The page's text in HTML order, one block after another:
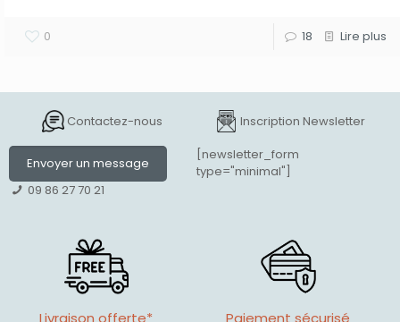
0 18 Lire plus
Contactez-nous
Envoyer un message
09 86 27 70 21
Inscription Newsletter
[newsletter_form
type="minimal"]
Livraison offerte* Paiement sécurisé